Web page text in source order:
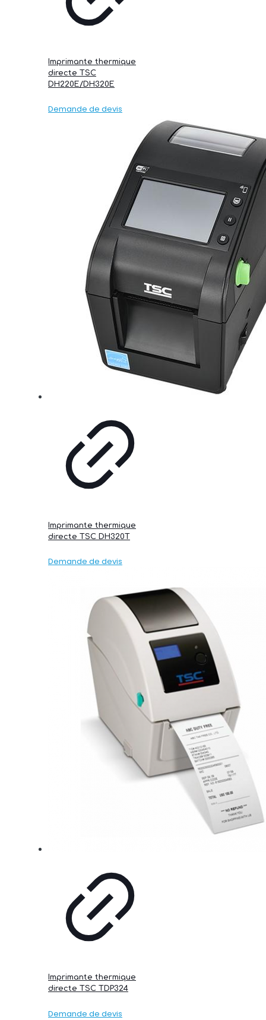
Imprimante thermique
directe TSC
DH220E/DH320E
Demande de devis
Imprimante thermique
directe TSC DH320T
Demande de devis
Imprimante thermique
directe TSC TDP324
Demande de devis